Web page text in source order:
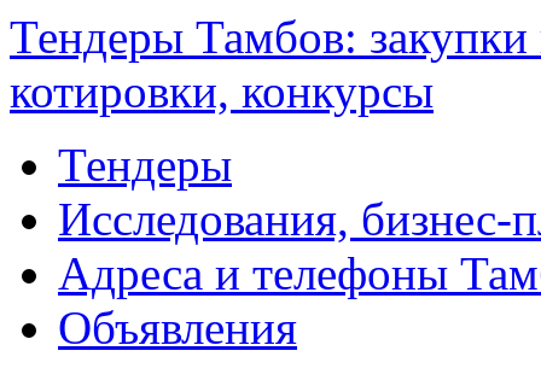
Тендеры Тамбов:
котировки, конкурсы
Тендеры
Исследования, бизнес-
Адреса и телефоны
Объявления